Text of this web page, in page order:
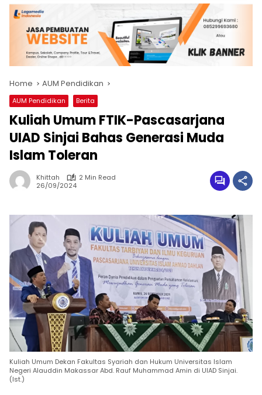
Home AUM Pendidikan
AUM Pendidikan Berita
Kuliah Umum FTIK-Pascasarjana
UIAD Sinjai Bahas Generasi Muda
Islam Toleran
Khittah
2 Min Read
26/09/2024
Kuliah Umum Dekan Fakultas Syariah dan Hukum Universitas Islam
Negeri Alauddin Makassar Abd. Rauf Muhammad Amin di UIAD Sinjai.
(Ist.)